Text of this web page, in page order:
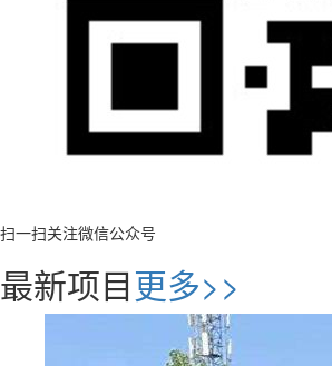
扫一扫关注微信公众号
最新项目更多>>